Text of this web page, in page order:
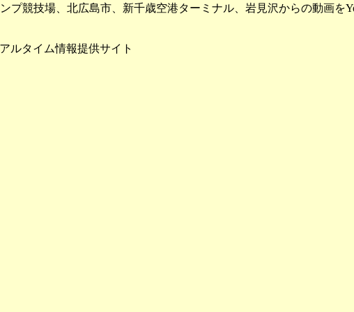
プ競技場、北広島市、新千歳空港ターミナル、岩見沢からの動画を
ルタイム情報提供サイト